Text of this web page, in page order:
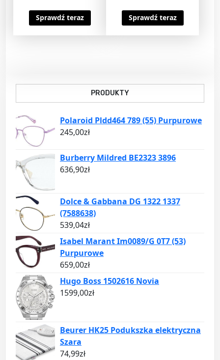
Sprawdź teraz Sprawdź teraz
PRODUKTY
Polaroid Pldd464 789 (55) Purpurowe
245,00zł
Burberry Mildred BE2323 3896
636,90zł
Dolce & Gabbana DG 1322 1337
(7588638)
539,04zł
Isabel Marant Im0089/G 0T7 (53)
Purpurowe
659,00zł
Hugo Boss 1502616 Novia
1599,00zł
Beurer HK25 Podukszka elektryczna
Szara
74,99zł